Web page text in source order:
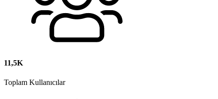
11,5K
Toplam Kullanıcılar